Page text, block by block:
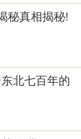
秘真相揭秘!
北七百年的